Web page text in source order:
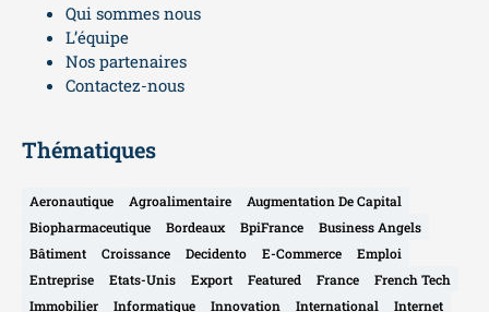
Qui sommes nous
L’équipe
Nos partenaires
Contactez-nous
Thématiques
Aeronautique Agroalimentaire
Augmentation De Capital
Biopharmaceutique
Bordeaux BpiFrance
Business Angels
Bâtiment
Croissance Decidento E-Commerce
Emploi
Entreprise
Etats-Unis Export Featured France
French Tech
Immobilier
Informatique Innovation International
Internet